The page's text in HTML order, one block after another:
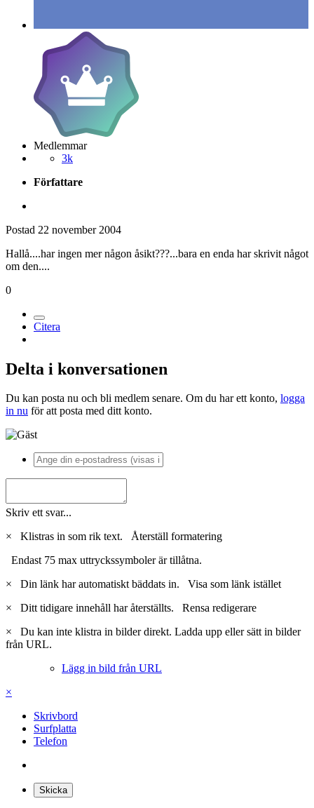
Medlemmar
3k
Författare
Postad 22 november 2004
Hallå....har ingen mer någon åsikt???...bara en enda har skrivit något
om den....
0
Citera
Delta i konversationen
Du kan posta nu och bli medlem senare. Om du har ett konto, logga
in nu för att posta med ditt konto.
Skriv ett svar...
×
Klistras in som rik text. Återställ formatering
Endast 75 max uttryckssymboler är tillåtna.
×
Din länk har automatiskt bäddats in. Visa som länk istället
×
Ditt tidigare innehåll har återställts. Rensa redigerare
×
Du kan inte klistra in bilder direkt. Ladda upp eller sätt in bilder
från URL.
Lägg in bild från URL
×
Skrivbord
Surfplatta
Telefon
Skicka